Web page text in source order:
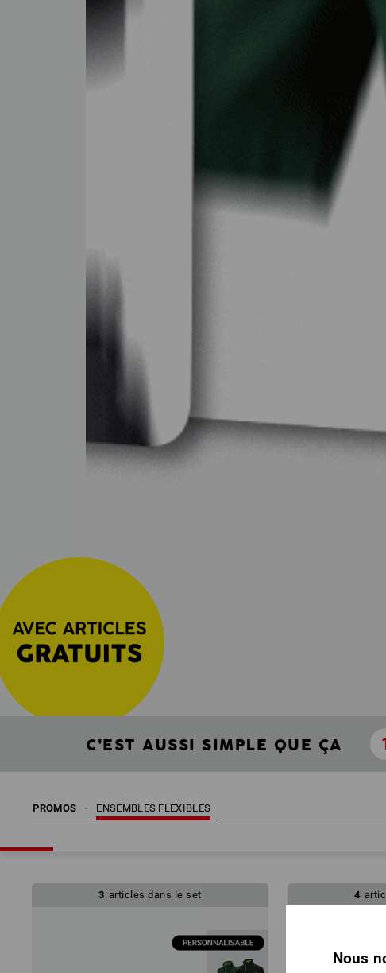
C’EST AUSSI SIMPLE QUE ÇA
PROMOS ENSEMBLES FLEXIBLES
3 articles dans le set 4
Nous